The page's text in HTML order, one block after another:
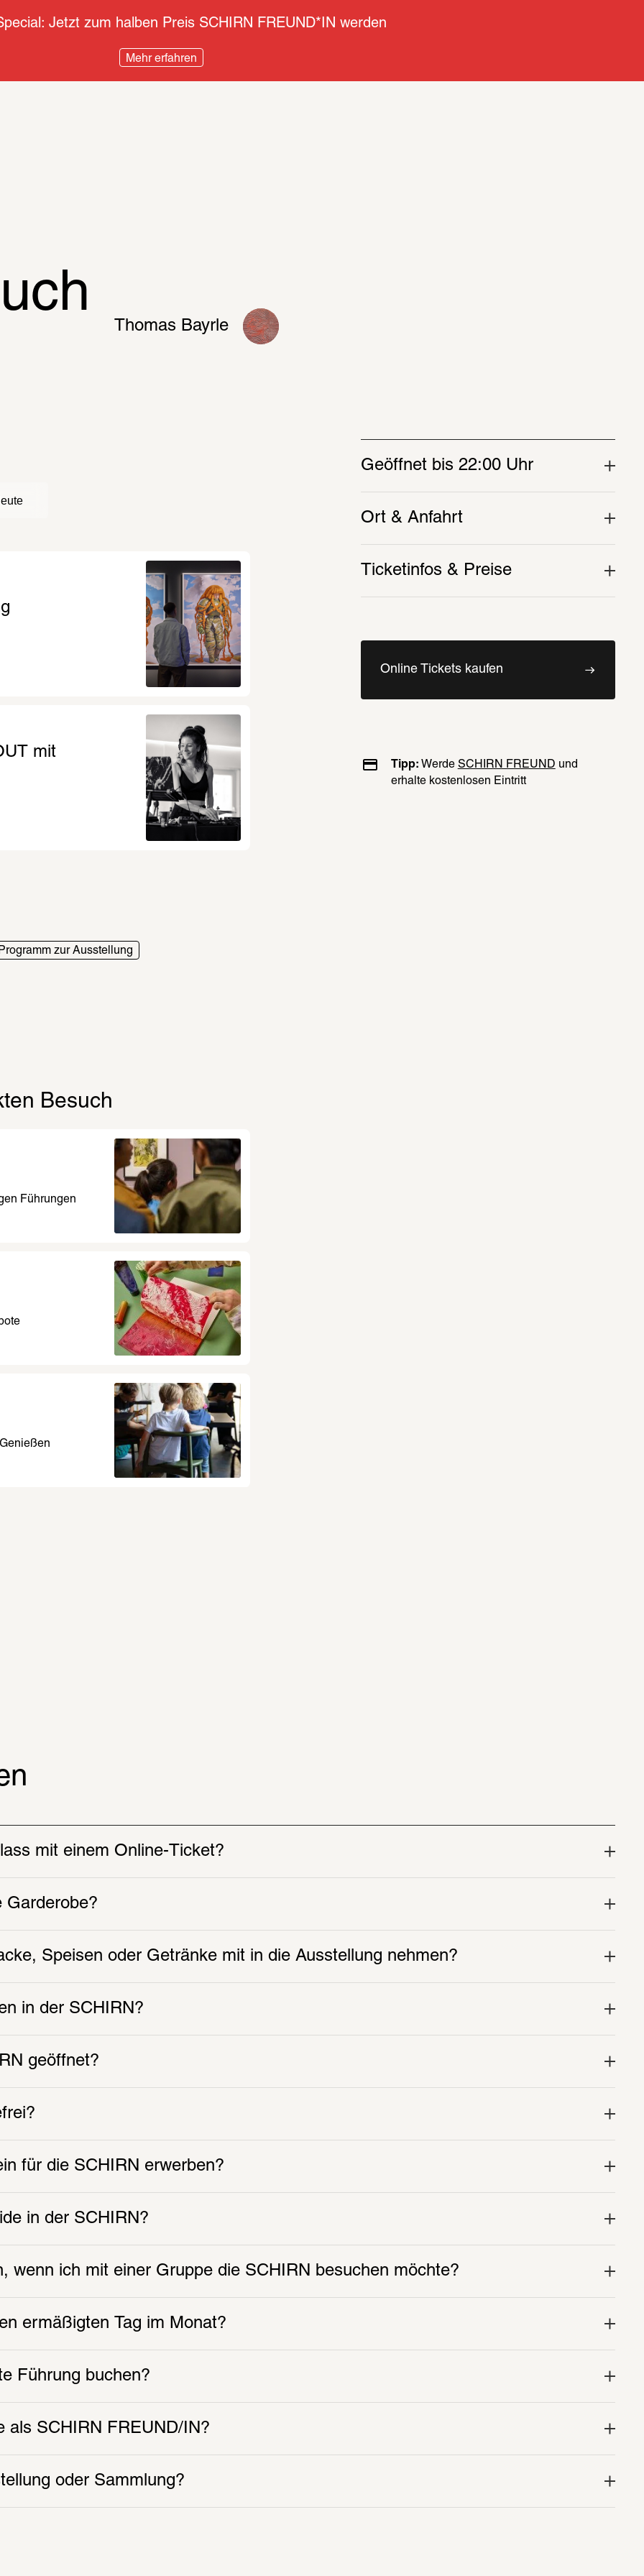
Jetzt zum halben Preis SCHIRN FREUND*IN werden
Mehr erfahren
Besuch planen
Objektkunst sowie Soundinstallationen und
Bayrle behandelt in seiner Kunst
grundlegende Aspekte der modernen
Gesellschaft
Mehr Hintergründe
Thomas Bayrle
mit
zur Ausstellung
Besuch
Führungen
Geöffnet bis 22:00 Uhr
Ort & Anfahrt
Ticketinfos & Preise
Online Tickets kaufen
Tipp: Werde SCHIRN FREUND und
erhalte kostenlosen Eintritt
mit einem Online-Ticket?
Garderobe?
Speisen oder Getränke mit in die Ausstellung nehmen?
in der SCHIRN?
geöffnet?
für die SCHIRN erwerben?
in der SCHIRN?
wenn ich mit einer Gruppe die SCHIRN besuchen möchte?
ermäßigten Tag im Monat?
Führung buchen?
als SCHIRN FREUND/IN?
oder Sammlung?